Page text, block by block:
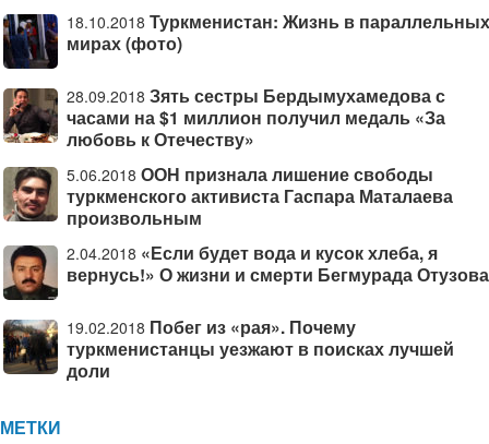
18.10.2018 Туркменистан: Жизнь в параллельных
мирах (фото)
28.09.2018 Зять сестры Бердымухамедова с
часами на $1 миллион получил медаль «За
любовь к Отечеству»
5.06.2018 ООН признала лишение свободы
туркменского активиста Гаспара Маталаева
произвольным
2.04.2018 «Если будет вода и кусок хлеба, я
вернусь!» О жизни и смерти Бегмурада Отузова
19.02.2018 Побег из «рая». Почему
туркменистанцы уезжают в поисках лучшей
доли
МЕТКИ